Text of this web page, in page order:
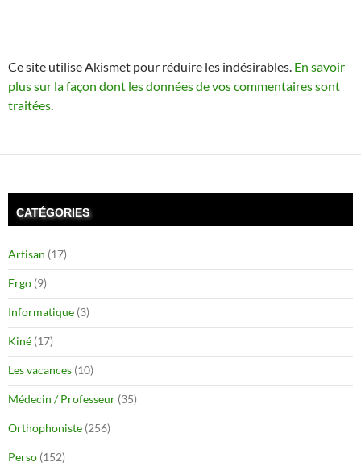
Ce site utilise Akismet pour réduire les indésirables. En savoir
plus sur la façon dont les données de vos commentaires sont
traitées
CATÉGORIES
Artisan (17)
Ergo (9)
Informatique (3)
Kiné (17)
Les vacances (10)
Médecin / Professeur (35)
Orthophoniste (256)
Perso (152)